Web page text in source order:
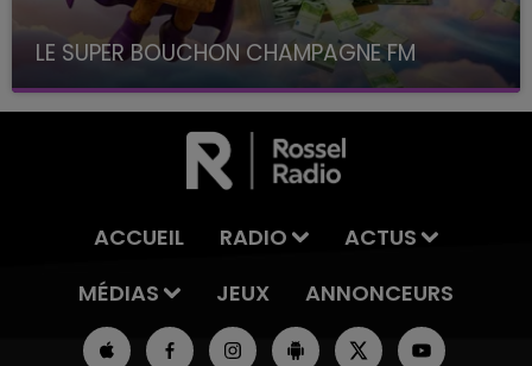
LE SUPER BOUCHON CHAMPAGNE FM
avec La Famille Champagne FM, à 8H10
ACCUEIL RADIO
ACTUS
MÉDIAS
JEUX ANNONCEURS